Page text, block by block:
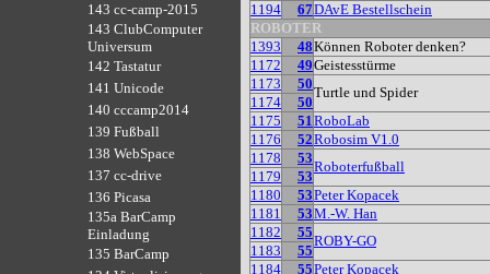
143 cc-camp-2015
143 ClubComputer
Universum
142 Tastatur
141 Unicode
140 cccamp2014
139 Fußball
138 WebSpace
137 cc-drive
136 Picasa
135a BarCamp
Einladung
135 BarCamp
1194
67DAvE Bestellschein
ROBOTER
1393
48Können Roboter denken?
1172
49Geistesstürme
1173
50
Turtle und Spider
1174
50
1175
51RoboLab
1176
52Robosim V1.0
1178
53
Roboterfußball
1179
53
1180
53Peter Kopacek
1181
53M.-W. Han
1182
55
ROBY-GO
1183
55
1184
55Peter Kopacek